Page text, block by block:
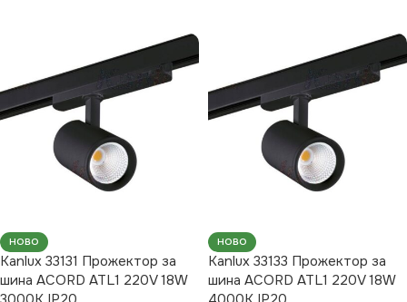
НОВО
Kanlux 33131 Прожектор за
шина ACORD ATL1 220V 18W
НОВО
Kanlux 33133 Прожектор за
шина ACORD ATL1 220V 18W